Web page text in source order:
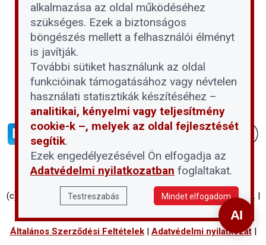
(c) Társasházi Háztartás 2026 | Proptech Digital Investment Zrt. |
Általános Szerződési Feltételek| Adatvédelmi nyilatkozat|
alkalmazása az oldal működéséhez
szükséges. Ezek a biztonságos
böngészés mellett a felhasználói élményt
is javítják.
További sütiket használunk az oldal
funkcióinak támogatásához vagy névtelen
használati statisztikák készítéséhez –
analitikai, kényelmi vagy teljesítmény
cookie-k –, melyek az oldal fejlesztését
segítik.
Ezek engedélyezésével Ön elfogadja az
Adatvédelmi nyilatkozatban foglaltakat.
Testreszabás Mindet elfogadom